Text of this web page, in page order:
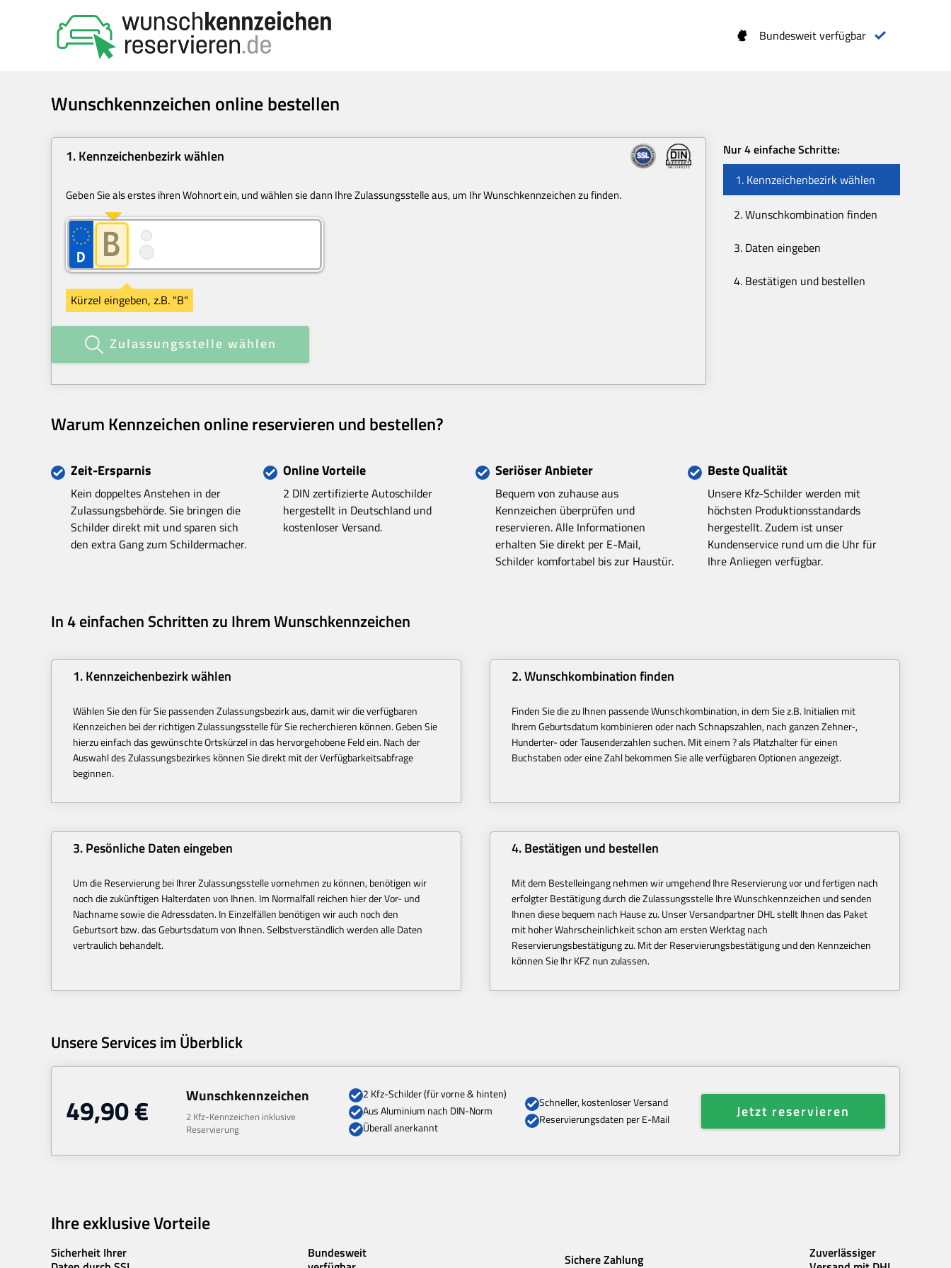
Bundesweit verfügbar
Wunschkennzeichen online bestellen
1. Kennzeichenbezirk wählen
Geben Sie als erstes ihren Wohnort ein, und wählen sie dann Ihre Zulassungsstelle aus, um Ihr Wunschkennzeichen zu finden.
Kürzel eingeben, z.B. "B"
Zulassungsstelle wählen
Nur 4 einfache Schritte:
1. Kennzeichenbezirk wählen
2. Wunschkombination finden
3. Daten eingeben
4. Bestätigen und bestellen
Warum Kennzeichen online reservieren und bestellen?
Zeit-Ersparnis
Kein doppeltes Anstehen in der
Zulassungsbehörde. Sie bringen die
Schilder direkt mit und sparen sich
den extra Gang zum Schildermacher.
Online Vorteile
2 DIN zertifizierte Autoschilder
hergestellt in Deutschland und
kostenloser Versand.
Seriöser Anbieter
Bequem von zuhause aus
Kennzeichen überprüfen und
reservieren. Alle Informationen
erhalten Sie direkt per E-Mail,
Schilder komfortabel bis zur Haustür.
Beste Qualität
Unsere Kfz-Schilder werden mit
höchsten Produktionsstandards
hergestellt. Zudem ist unser
Kundenservice rund um die Uhr für
Ihre Anliegen verfügbar.
In 4 einfachen Schritten zu Ihrem Wunschkennzeichen
1. Kennzeichenbezirk wählen
Wählen Sie den für Sie passenden Zulassungsbezirk aus, damit wir die verfügbaren
Kennzeichen bei der richtigen Zulassungsstelle für Sie recherchieren können. Geben Sie
hierzu einfach das gewünschte Ortskürzel in das hervorgehobene Feld ein. Nach der
Auswahl des Zulassungsbezirkes können Sie direkt mit der Verfügbarkeitsabfrage
beginnen.
2. Wunschkombination finden
Finden Sie die zu Ihnen passende Wunschkombination, in dem Sie z.B. Initialien mit
Ihrem Geburtsdatum kombinieren oder nach Schnapszahlen, nach ganzen Zehner-,
Hunderter- oder Tausenderzahlen suchen. Mit einem ? als Platzhalter für einen
Buchstaben oder eine Zahl bekommen Sie alle verfügbaren Optionen angezeigt.
3. Pesönliche Daten eingeben
Um die Reservierung bei Ihrer Zulassungsstelle vornehmen zu können, benötigen wir
noch die zukünftigen Halterdaten von Ihnen. Im Normalfall reichen hier der Vor- und
Nachname sowie die Adressdaten. In Einzelfällen benötigen wir auch noch den
Geburtsort bzw. das Geburtsdatum von Ihnen. Selbstverständlich werden alle Daten
vertraulich behandelt.
4. Bestätigen und bestellen
Mit dem Bestelleingang nehmen wir umgehend Ihre Reservierung vor und fertigen nach
erfolgter Bestätigung durch die Zulassungsstelle Ihre Wunschkennzeichen und senden
Ihnen diese bequem nach Hause zu. Unser Versandpartner DHL stellt Ihnen das Paket
mit hoher Wahrscheinlichkeit schon am ersten Werktag nach
Reservierungsbestätigung zu. Mit der Reservierungsbestätigung und den Kennzeichen
können Sie Ihr KFZ nun zulassen.
Unsere Services im Überblick
49,90€ Wunschkennzeichen
2 Kfz-Kennzeichen inklusive
Reservierung
2 Kfz-Schilder (für vorne & hinten)
Aus Aluminium nach DIN-Norm
Überall anerkannt
Schneller, kostenloser Versand
Reservierungsdaten per E-Mail
Jetzt reservieren
Ihre exklusive Vorteile
Sicherheit Ihrer
Bundesweit
Sichere Zahlung
Zuverlässiger